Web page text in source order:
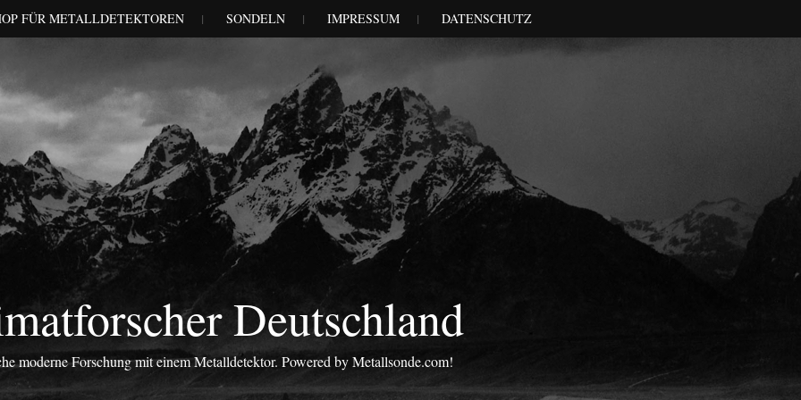
FÜR METALLDETEKTOREN SONDELN IMPRESSUM DATENSCHUTZ
Deutschland
moderne Forschung mit einem Metalldetektor. Powered by Metallsonde.com!